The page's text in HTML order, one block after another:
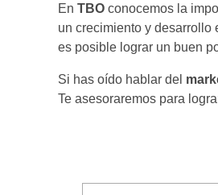
En TBO conocemos la
un crecimiento y desarrollo
es posible lograr un buen
Si has oído hablar del
Te asesoraremos para